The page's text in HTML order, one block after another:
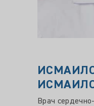
Врач